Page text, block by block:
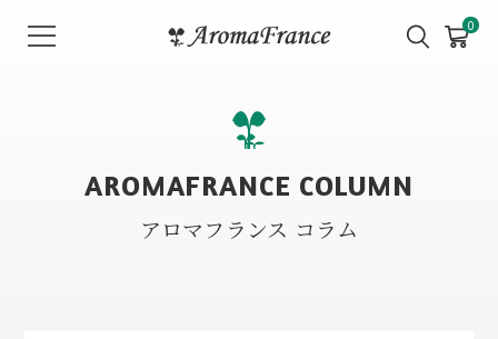
メ
ニ
0
AROMAFRANCE COLUMN
アロマフランス コラム